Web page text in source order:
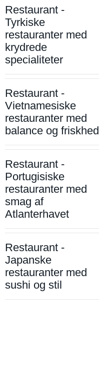
Restaurant -
Tyrkiske
restauranter med
krydrede
specialiteter
Restaurant -
Vietnamesiske
restauranter med
balance og friskhed
Restaurant -
Portugisiske
restauranter med
smag af
Atlanterhavet
Restaurant -
Japanske
restauranter med
sushi og stil